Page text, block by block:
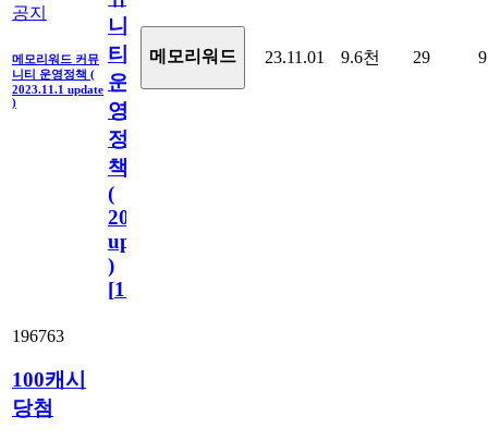
공지
메모리워드 커뮤
니티 운영정책 (
2023.11.1 update
)
니
티
운
영
정
책
(
2023.11.1
update
)
[110
메모리워드 23.11.01 9.6천 29 9
196763
100캐시
당첨